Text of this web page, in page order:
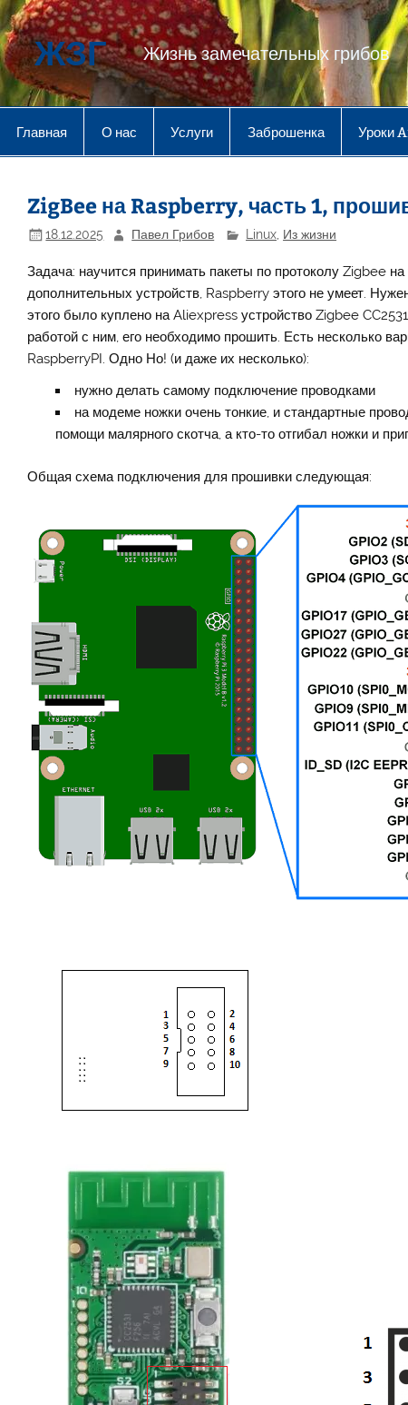
Перейти
к
содержимому
ЖЗГ Жизнь замечательных грибов
Главная О нас Услуги Заброшенка Уроки
ZigBee на Raspberry, часть 1,
18.12.2025 Павел Грибов Linux Из жизни
Задача: научится принимать пакеты по протоколу Zigbee
дополнительных устройств, Raspberry этого не умеет.
этого было куплено на Aliexpress устройство Zigbee
работой с ним, его необходимо прошить. Есть несколько
RaspberryPI. Одно Но! (и даже их несколько):
нужно делать самому подключение проводками
на модеме ножки очень тонкие, и стандартные
помощи малярного скотча, а кто-то отгибал ножки и
Общая схема подключения для прошивки следующая: